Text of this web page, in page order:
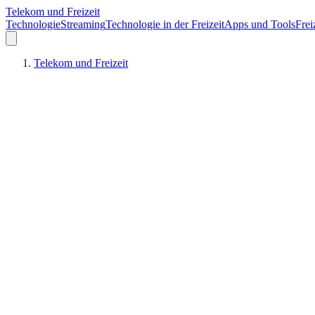
Telekom und Freizeit
TechnologieStreamingTechnologie in der FreizeitApps und Tools
Telekom und Freizeit